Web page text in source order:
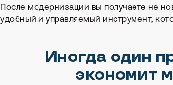
После модернизации вы получаете не
удобный и управляемый инструмент,
Иногда один
экономит